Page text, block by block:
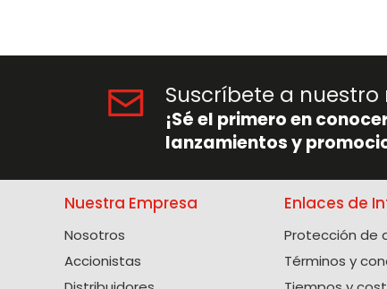
Suscríbete a nuestro
¡Sé el primero en
lanzamientos y
Nuestra Empresa
Nosotros
Accionistas
Enlaces de
Protección de
Términos y